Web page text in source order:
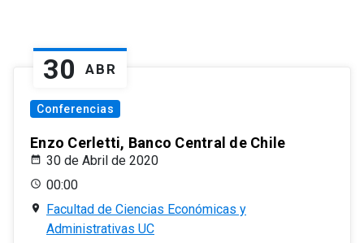
30 ABR
Conferencias
Enzo Cerletti, Banco Central de Chile
30 de Abril de 2020
00:00
Facultad de Ciencias Económicas y
Administrativas UC